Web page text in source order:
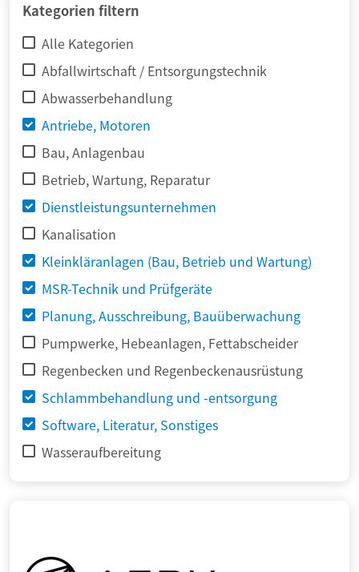
Kategorien filtern
Alle Kategorien
Abfallwirtschaft / Entsorgungstechnik
Abwasserbehandlung
Antriebe, Motoren
Bau, Anlagenbau
Betrieb, Wartung, Reparatur
Dienstleistungsunternehmen
Kanalisation
Kleinkläranlagen (Bau, Betrieb und Wartung)
MSR-Technik und Prüfgeräte
Planung, Ausschreibung, Bauüberwachung
Pumpwerke, Hebeanlagen, Fettabscheider
Regenbecken und Regenbeckenausrüstung
Schlammbehandlung und -entsorgung
Software, Literatur, Sonstiges
Wasseraufbereitung